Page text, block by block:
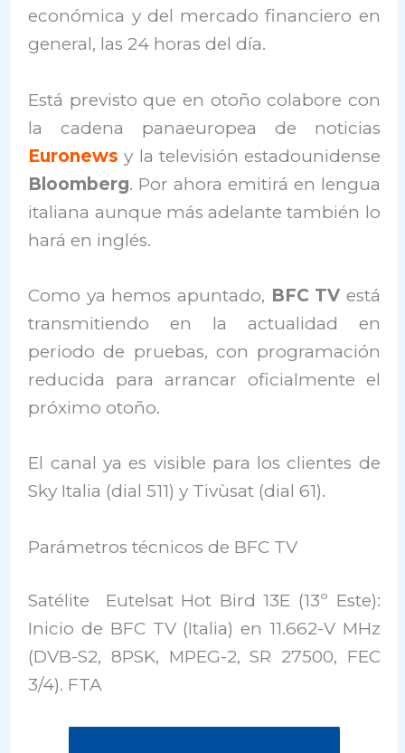
económica y del mercado financiero en
general, las 24 horas del día.
Está previsto que en otoño colabore con
la cadena panaeuropea de noticias
Euronews y la televisión estadounidense
Bloomberg. Por ahora emitirá en lengua
italiana aunque más adelante también lo
hará en inglés.
Como ya hemos apuntado, BFC TV está
transmitiendo en la actualidad en
periodo de pruebas, con programación
reducida para arrancar oficialmente el
próximo otoño.
El canal ya es visible para los clientes de
Sky Italia (dial 511) y Tivùsat (dial 61).
Parámetros técnicos de BFC TV
Satélite Eutelsat Hot Bird 13E (13º Este):
Inicio de BFC TV (Italia) en 11.662-V MHz
(DVB-S2, 8PSK, MPEG-2, SR 27500, FEC
3/4). FTA